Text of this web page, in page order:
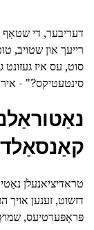
דעריבער, די שטאָף
רייעך און שטויב,
סוט, עס איז געזונט
סינטעטיקס?" - איר
קאַנסאַלד
טראדיציאנעלן
דזשוט, זענען
פּראָפּערטיעס, שמוץ